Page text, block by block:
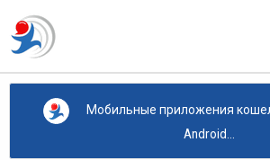
Мобильные приложения
Android...